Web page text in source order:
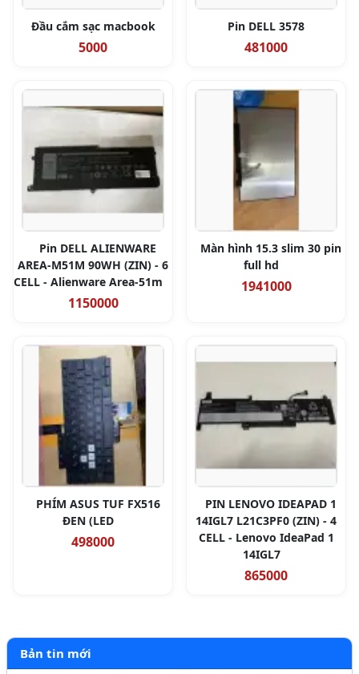
Đầu cắm sạc macbook
5000
Pin DELL 3578
481000
Pin DELL ALIENWARE
AREA-M51M 90WH (ZIN) - 6
CELL - Alienware Area-51m
1150000
Màn hình 15.3 slim 30 pin
full hd
1941000
PHÍM ASUS TUF FX516
ĐEN (LED
498000
PIN LENOVO IDEAPAD 1
14IGL7 L21C3PF0 (ZIN) - 4
CELL - Lenovo IdeaPad 1
14IGL7
865000
Bản tin mới